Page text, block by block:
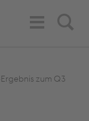
Search
Toggle
Navigation
zum Q3